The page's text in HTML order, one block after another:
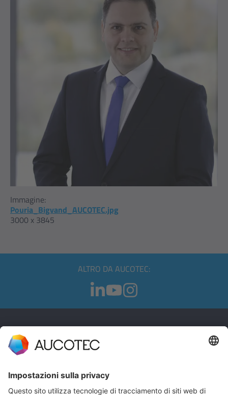
Immagine:
Pouria_Bigvand_AUCOTEC.jpg
3000 x 3845
ALTRO DA AUCOTEC:
CONTATTI